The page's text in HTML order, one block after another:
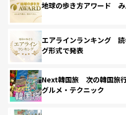
地球の歩き方アワード み
エアラインランキング 読
グ形式で発表
Next韓国旅 次の韓国旅
グルメ・テクニック